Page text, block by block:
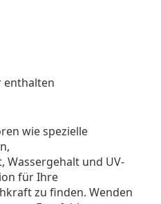
enthalten
wie spezielle
Wassergehalt und UV-
für Ihre
zu finden. Wenden